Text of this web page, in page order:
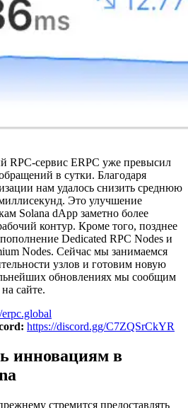
RPC-сервис ERPC уже превысил
в сутки. Благодаря
нам удалось снизить среднюю
Это улучшение
Solana dApp заметно более
контур. Кроме того, позднее
Dedicated RPC Nodes и
Nodes. Сейчас мы занимаемся
узлов и готовим новую
обновлениях мы сообщим
сайте.
https://discord.gg/C7ZQSrCkYR
инновациям в
стремится предоставлять